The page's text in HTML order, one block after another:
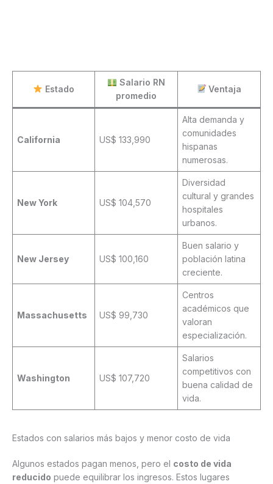
Estado
Salario RN
promedio
Ventaja
California US$ 133,990
Alta demanda y
comunidades
hispanas
numerosas.
New York US$ 104,570
Diversidad
cultural y grandes
hospitales
urbanos.
New Jersey US$ 100,160
Buen salario y
población latina
creciente.
Massachusetts US$ 99,730
Centros
académicos que
valoran
especialización.
Washington US$ 107,720
Salarios
competitivos con
buena calidad de
vida.
Estados con salarios más bajos y menor costo de vida
Algunos estados pagan menos, pero el costo de vida
reducido puede equilibrar los ingresos. Estos lugares